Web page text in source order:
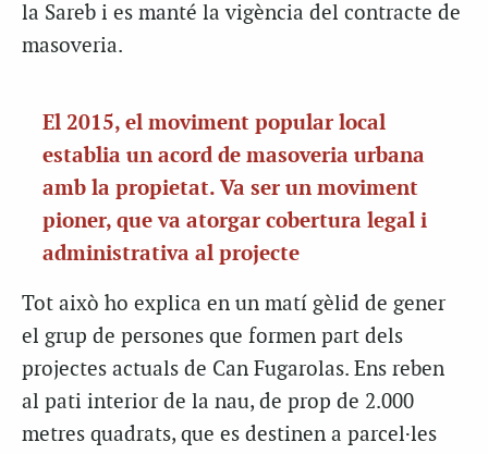
la Sareb i es manté la vigència del contracte de
masoveria.
El 2015, el moviment popular local
establia un acord de masoveria urbana
amb la propietat. Va ser un moviment
pioner, que va atorgar cobertura legal i
administrativa al projecte
Tot això ho explica en un matí gèlid de gener
el grup de persones que formen part dels
projectes actuals de Can Fugarolas. Ens reben
al pati interior de la nau, de prop de 2.000
metres quadrats, que es destinen a parcel·les